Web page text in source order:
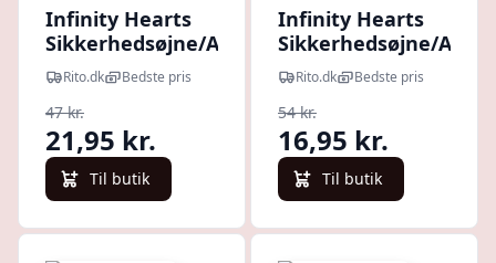
Infinity Hearts
Sikkerhedsøjne/Amigurumi
øjne Grøn 16mm - 5 sæt
Rito.dk Bedste pris
47 kr.
21,95 kr.
Til butik
Infinity Hearts
Sikkerhedsøjne/
øjne Gul 20mm - 5
Rito.dk Bedste pris
54 kr.
16,95 kr.
Til butik